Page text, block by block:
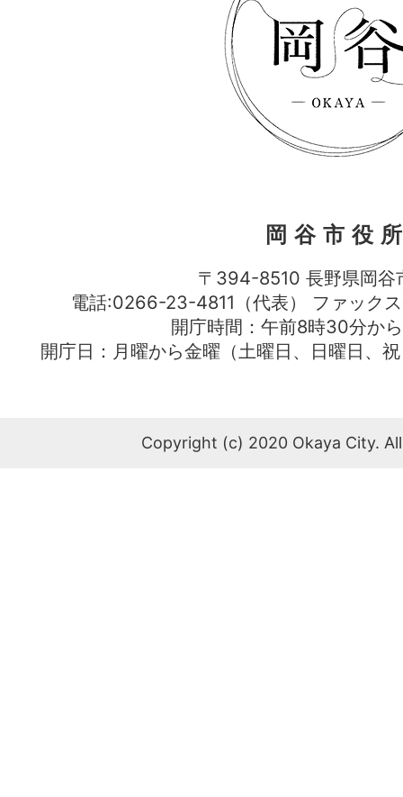
岡谷市役
〒394-8510 長野県岡谷
電話:0266-23-4811（代表） ファッ
開庁時間：午前8時30分か
開庁日：月曜から金曜（土曜日、日曜日、
Copyright (c) 2020 Okaya City.